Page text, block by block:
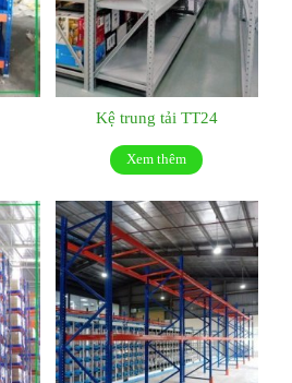
Kệ trung tải TT24
Xem thêm